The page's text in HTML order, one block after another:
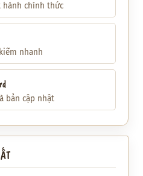
hành chính thức
nhanh
bản cập nhật